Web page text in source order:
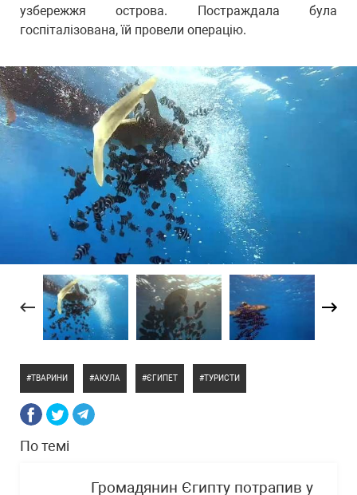
узбережжя острова. Постраждала була
госпіталізована, їй провели операцію.
ТВАРИНИ АКУЛА ЄГИПЕТ ТУРИСТИ
По темі
Громадянин Єгипту потрапив у